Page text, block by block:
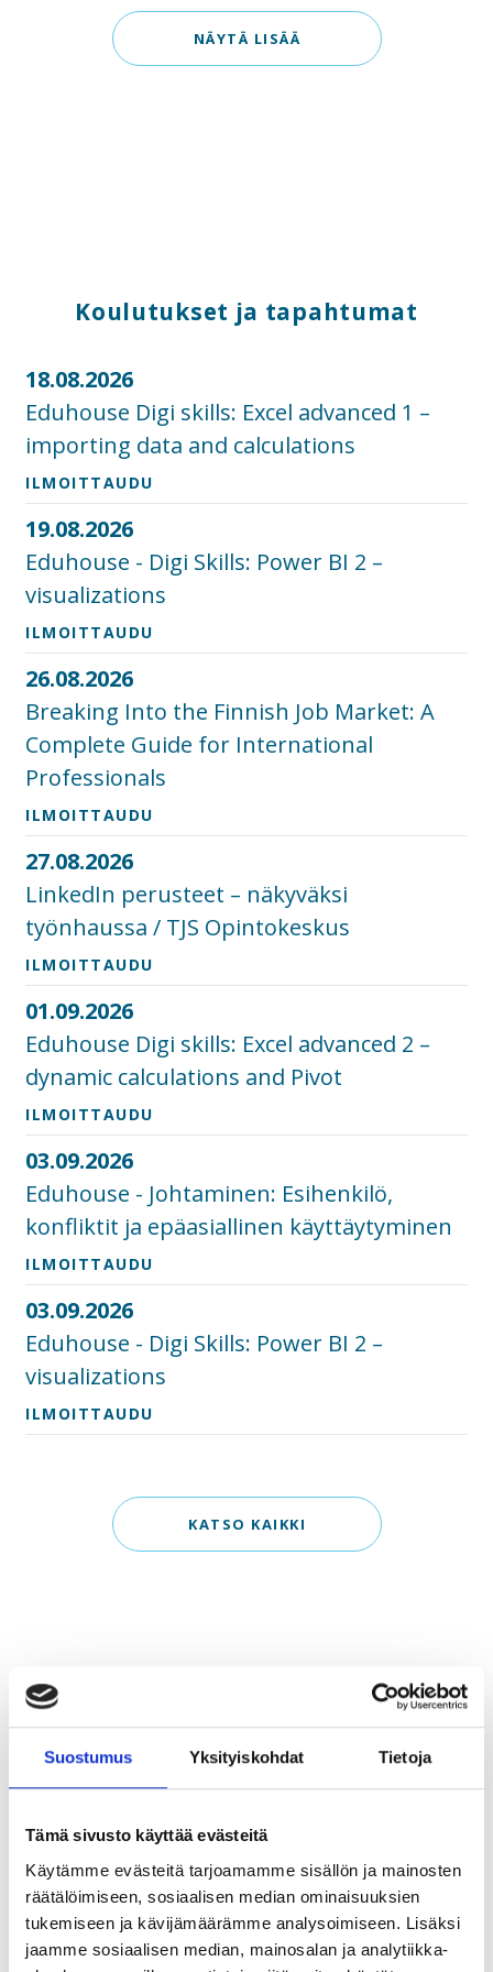
Suostumus Yksityiskohdat Tietoja
Tämä sivusto käyttää evästeitä
Käytämme evästeitä tarjoamamme sisällön ja mainosten
räätälöimiseen, sosiaalisen median ominaisuuksien
tukemiseen ja kävijämäärämme analysoimiseen. Lisäksi
jaamme sosiaalisen median, mainosalan ja analytiikka-
NÄYTÄ LISÄÄ
Koulutukset ja tapahtumat
18.08.2026
Eduhouse Digi skills: Excel advanced 1 –
importing data and calculations
ILMOITTAUDU
19.08.2026
Eduhouse - Digi Skills: Power BI 2 –
visualizations
ILMOITTAUDU
26.08.2026
Breaking Into the Finnish Job Market: A
Complete Guide for International
Professionals
ILMOITTAUDU
27.08.2026
LinkedIn perusteet – näkyväksi
työnhaussa / TJS Opintokeskus
ILMOITTAUDU
01.09.2026
Eduhouse Digi skills: Excel advanced 2 –
dynamic calculations and Pivot
ILMOITTAUDU
03.09.2026
Eduhouse - Johtaminen: Esihenkilö,
konfliktit ja epäasiallinen käyttäytyminen
ILMOITTAUDU
03.09.2026
Eduhouse - Digi Skills: Power BI 2 –
visualizations
ILMOITTAUDU
KATSO KAIKKI